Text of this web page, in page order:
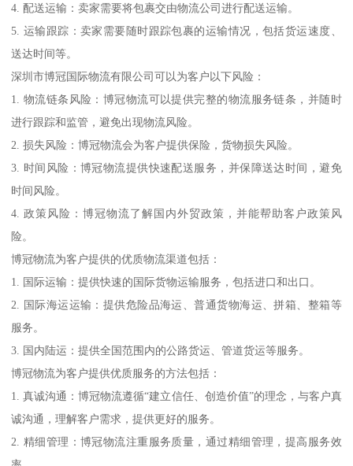
4. 配送运输：卖家需要将包裹交由物流公司进行配送运输。
5. 运输跟踪：卖家需要随时跟踪包裹的运输情况，包括货运速度、
送达时间等。
深圳市博冠国际物流有限公司可以为客户以下风险：
1. 物流链条风险：博冠物流可以提供完整的物流服务链条，并随时
进行跟踪和监管，避免出现物流风险。
2. 损失风险：博冠物流会为客户提供保险，货物损失风险。
3. 时间风险：博冠物流提供快速配送服务，并保障送达时间，避免
时间风险。
4. 政策风险：博冠物流了解国内外贸政策，并能帮助客户政策风
险。
博冠物流为客户提供的优质物流渠道包括：
1. 国际运输：提供快速的国际货物运输服务，包括进口和出口。
2. 国际海运运输：提供危险品海运、普通货物海运、拼箱、整箱等
服务。
3. 国内陆运：提供全国范围内的公路货运、管道货运等服务。
博冠物流为客户提供优质服务的方法包括：
1. 真诚沟通：博冠物流遵循“建立信任、创造价值”的理念，与客户真
诚沟通，理解客户需求，提供更好的服务。
2. 精细管理：博冠物流注重服务质量，通过精细管理，提高服务效